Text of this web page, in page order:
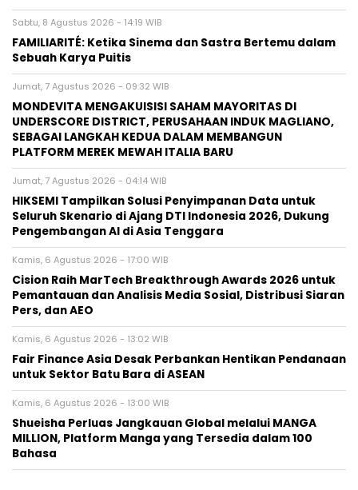
Sabtu, 8 Agustus 2026 - 14:19 WIB
FAMILIARITÉ: Ketika Sinema dan Sastra Bertemu dalam
Sebuah Karya Puitis
Jumat, 7 Agustus 2026 - 09:32 WIB
MONDEVITA MENGAKUISISI SAHAM MAYORITAS DI
UNDERSCORE DISTRICT, PERUSAHAAN INDUK MAGLIANO,
SEBAGAI LANGKAH KEDUA DALAM MEMBANGUN
PLATFORM MEREK MEWAH ITALIA BARU
Jumat, 7 Agustus 2026 - 04:14 WIB
HIKSEMI Tampilkan Solusi Penyimpanan Data untuk
Seluruh Skenario di Ajang DTI Indonesia 2026, Dukung
Pengembangan AI di Asia Tenggara
Kamis, 6 Agustus 2026 - 17:00 WIB
Cision Raih MarTech Breakthrough Awards 2026 untuk
Pemantauan dan Analisis Media Sosial, Distribusi Siaran
Pers, dan AEO
Kamis, 6 Agustus 2026 - 13:02 WIB
Fair Finance Asia Desak Perbankan Hentikan Pendanaan
untuk Sektor Batu Bara di ASEAN
Kamis, 6 Agustus 2026 - 13:00 WIB
Shueisha Perluas Jangkauan Global melalui MANGA
MILLION, Platform Manga yang Tersedia dalam 100
Bahasa